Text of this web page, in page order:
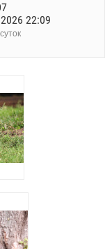
22:09
суток